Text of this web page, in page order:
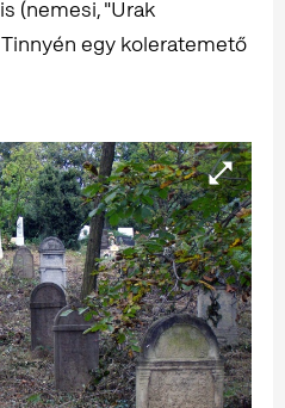
(nemesi, "Urak
egy koleratemető